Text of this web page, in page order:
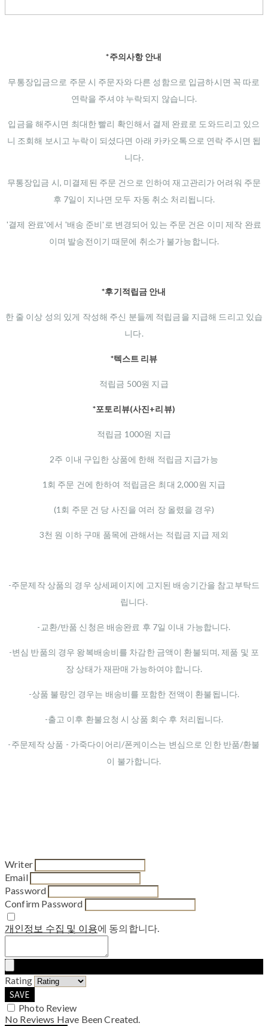
*주의사항 안내
무통장입금으로 주문 시 주문자와 다른 성함으로 입금하시면 꼭 따로
연락을 주셔야 누락되지 않습니다.
입금을 해주시면 최대한 빨리 확인해서 결제 완료로 도와드리고 있으
니 조회해 보시고 누락이 되셨다면 아래 카카오톡으로 연락 주시면 됩
니다.
무통장입금 시, 미결제된 주문 건으로 인하여 재고관리가 어려워 주문
후 7일이 지나면 모두 자동 취소 처리됩니다.
'결제 완료'에서 '배송 준비'로 변경되어 있는 주문 건은 이미 제작 완료
이며 발송전이기 때문에 취소가 불가능합니다.
*후기적립금 안내
한 줄 이상 성의 있게 작성해 주신 분들께 적립금을 지급해 드리고 있습
니다.
*텍스트 리뷰
적립금 500원 지급
*포토리뷰(사진+리뷰)
적립금 1000원 지급
2주 이내 구입한 상품에 한해 적립금 지급가능
1회 주문 건에 한하여 적립금은 최대 2,000원 지급
(1회 주문 건 당 사진을 여러 장 올렸을 경우)
3천 원 이하 구매 품목에 관해서는 적립금 지급 제외
-주문제작 상품의 경우 상세페이지에 고지된 배송기간을 참고부탁드
립니다.
-교환/반품 신청은 배송완료 후 7일 이내 가능합니다.
-변심 반품의 경우 왕복배송비를 차감한 금액이 환불되며, 제품 및 포
장 상태가 재판매 가능하여야 합니다.
-상품 불량인 경우는 배송비를 포함한 전액이 환불됩니다.
-출고 이후 환불요청 시 상품 회수 후 처리됩니다.
-주문제작 상품 - 가죽다이어리/폰케이스는 변심으로 인한 반품/환불
이 불가합니다.
Writer
Email
Password
Confirm Password
개인정보 수집 및 이용에 동의합니다.
Rating
SAVE
Photo Review
No Reviews Have Been Created.